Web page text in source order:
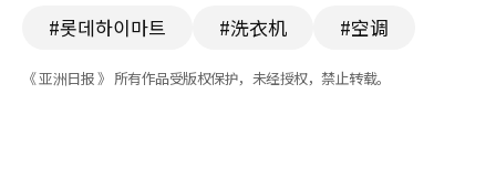
#롯데하이마트 #洗衣机 #空调
《 亚洲日报 》 所有作品受版权保护，未经授权，禁止转载。